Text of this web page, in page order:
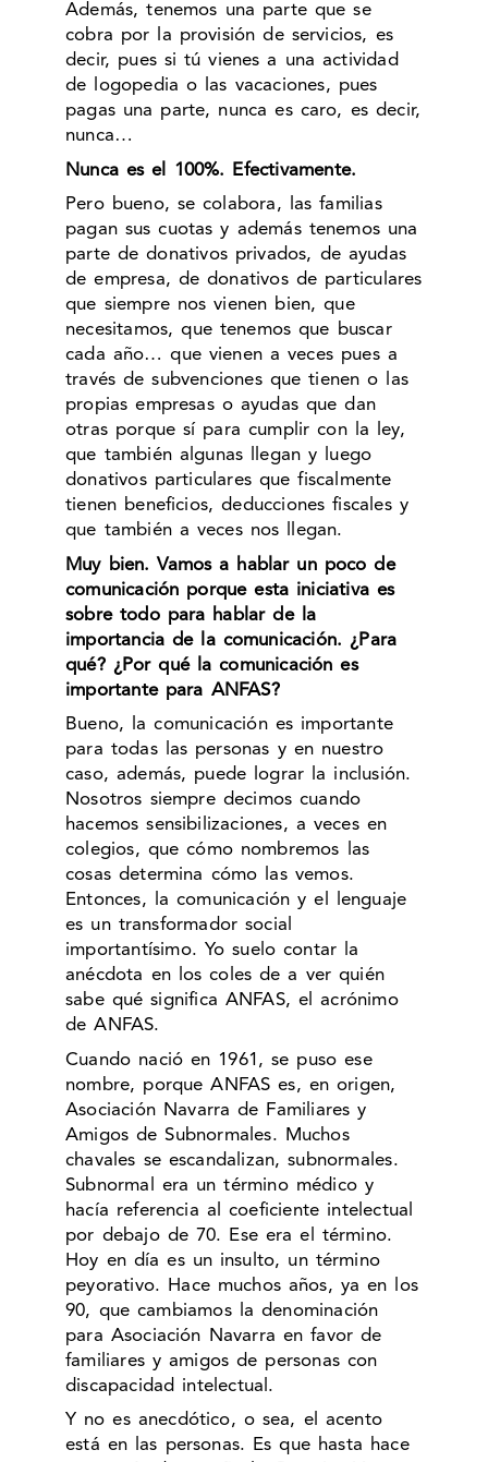
Además, tenemos una parte que se
cobra por la provisión de servicios, es
decir, pues si tú vienes a una actividad
de logopedia o las vacaciones, pues
pagas una parte, nunca es caro, es decir,
nunca…
Nunca es el 100%. Efectivamente.
Pero bueno, se colabora, las familias
pagan sus cuotas y además tenemos una
parte de donativos privados, de ayudas
de empresa, de donativos de particulares
que siempre nos vienen bien, que
necesitamos, que tenemos que buscar
cada año… que vienen a veces pues a
través de subvenciones que tienen o las
propias empresas o ayudas que dan
otras porque sí para cumplir con la ley,
que también algunas llegan y luego
donativos particulares que fiscalmente
tienen beneficios, deducciones fiscales y
que también a veces nos llegan.
Muy bien. Vamos a hablar un poco de
comunicación porque esta iniciativa es
sobre todo para hablar de la
importancia de la comunicación. ¿Para
qué? ¿Por qué la comunicación es
importante para ANFAS?
Bueno, la comunicación es importante
para todas las personas y en nuestro
caso, además, puede lograr la inclusión.
Nosotros siempre decimos cuando
hacemos sensibilizaciones, a veces en
colegios, que cómo nombremos las
cosas determina cómo las vemos.
Entonces, la comunicación y el lenguaje
es un transformador social
importantísimo. Yo suelo contar la
anécdota en los coles de a ver quién
sabe qué significa ANFAS, el acrónimo
de ANFAS.
Cuando nació en 1961, se puso ese
nombre, porque ANFAS es, en origen,
Asociación Navarra de Familiares y
Amigos de Subnormales. Muchos
chavales se escandalizan, subnormales.
Subnormal era un término médico y
hacía referencia al coeficiente intelectual
por debajo de 70. Ese era el término.
Hoy en día es un insulto, un término
peyorativo. Hace muchos años, ya en los
90, que cambiamos la denominación
para Asociación Navarra en favor de
familiares y amigos de personas con
discapacidad intelectual.
Y no es anecdótico, o sea, el acento
está en las personas. Es que hasta hace